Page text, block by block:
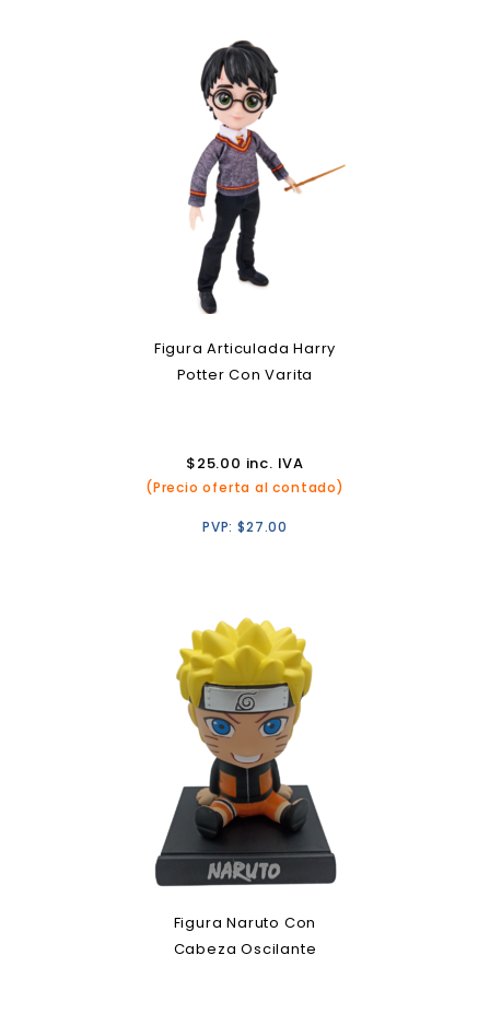
Figura Articulada Harry
Potter Con Varita
$25.00 inc. IVA
(Precio oferta al contado)
PVP:$27.00
Figura Naruto Con
Cabeza Oscilante